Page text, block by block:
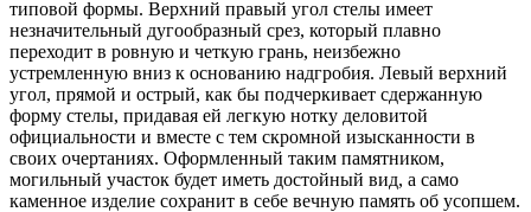
типовой формы. Верхний правый угол стелы имеет
незначительный дугообразный срез, который плавно
переходит в ровную и четкую грань, неизбежно
устремленную вниз к основанию надгробия. Левый верхний
угол, прямой и острый, как бы подчеркивает сдержанную
форму стелы, придавая ей легкую нотку деловитой
официальности и вместе с тем скромной изысканности в
своих очертаниях. Оформленный таким памятником,
могильный участок будет иметь достойный вид, а само
каменное изделие сохранит в себе вечную память об усопшем.